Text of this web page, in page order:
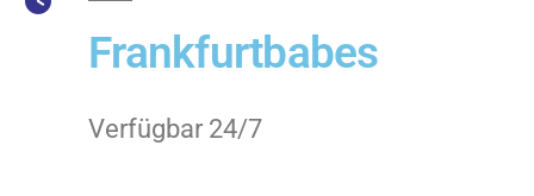
Frankfurtbabes
Verfügbar 24/7